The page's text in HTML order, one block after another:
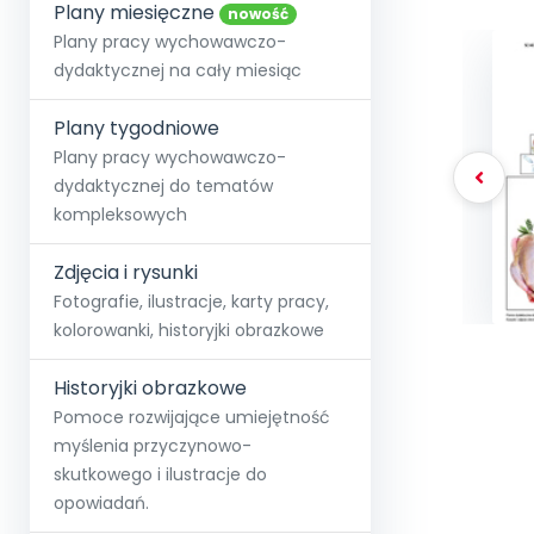
Społeczność
+48 12 631 04 10
kontakt@blizejprzedszkola.pl
O miesięczniku
Strona główna
Strefy,
O Akademii
Akademia
Poznaj pakiet MAX
Testuj przez 7 dni
E-
∞Pakiet
Pełen
Wszystkie projekty
Skontaktuj się
Dodaj wpis
Plany miesięczne nowość
Plany pracy wychowawczo-
dydaktycznej na cały miesiąc
Plany tygodniowe
Plany pracy wychowawczo-
dydaktycznej do tematów
kompleksowych
Zdjęcia i rysunki
Fotografie, ilustracje, karty pracy,
kolorowanki, historyjki obrazkowe
Historyjki obrazkowe
Pomoce rozwijające umiejętność
myślenia przyczynowo-
skutkowego i ilustracje do
opowiadań.